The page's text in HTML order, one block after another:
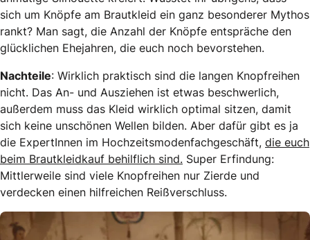
sich um Knöpfe am Brautkleid ein ganz besonderer Mythos
rankt? Man sagt, die Anzahl der Knöpfe entspräche den
glücklichen Ehejahren, die euch noch bevorstehen.
Nachteile: Wirklich praktisch sind die langen Knopfreihen
nicht. Das An- und Ausziehen ist etwas beschwerlich,
außerdem muss das Kleid wirklich optimal sitzen, damit
sich keine unschönen Wellen bilden. Aber dafür gibt es ja
die ExpertInnen im Hochzeitsmodenfachgeschäft, die euch
beim Brautkleidkauf behilflich sind. Super Erfindung:
Mittlerweile sind viele Knopfreihen nur Zierde und
verdecken einen hilfreichen Reißverschluss.